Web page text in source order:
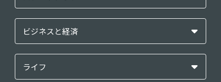
ビジネスと経済
ライフ